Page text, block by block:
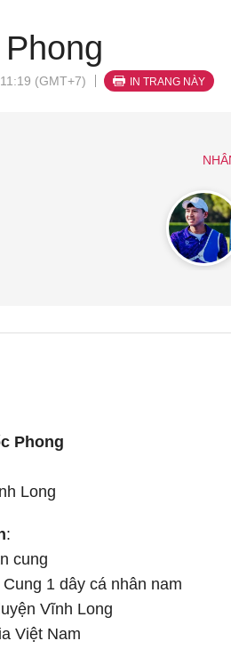
(GMT+7) IN TRANG NÀY
Phong
Long
:
cung
1 dây cá nhân nam
Vĩnh Long
Việt Nam